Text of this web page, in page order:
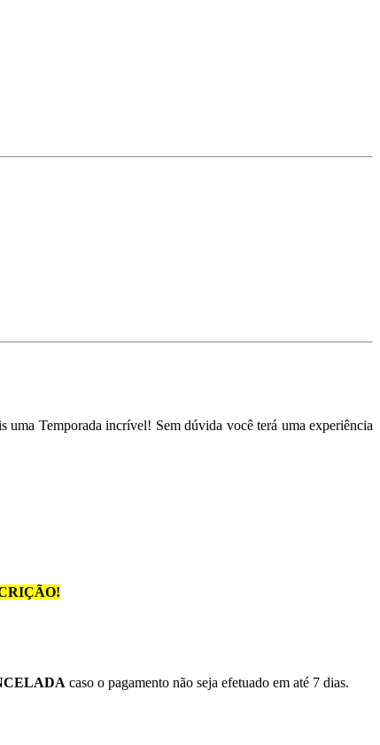
uma Temporada incrível! Sem dúvida você terá uma experiência
caso o pagamento não seja efetuado em até 7 dias.